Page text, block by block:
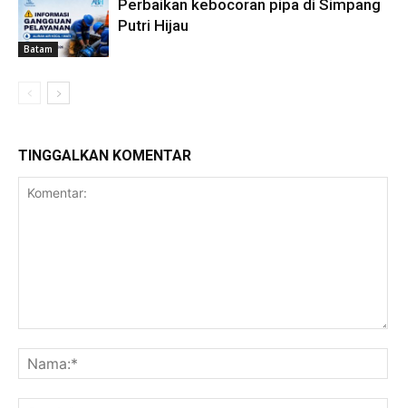
Batam
Perbaikan kebocoran pipa di Simpang
Putri Hijau
TINGGALKAN KOMENTAR